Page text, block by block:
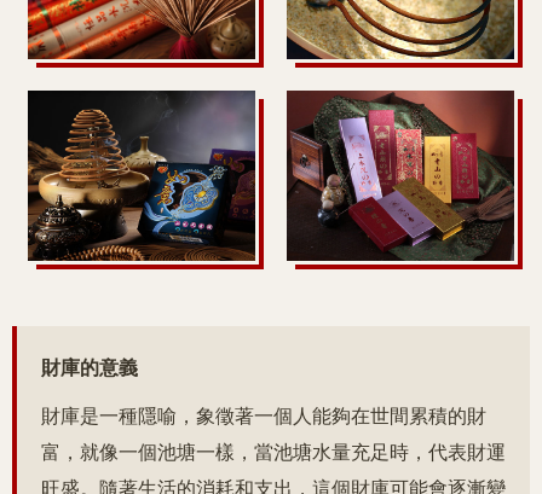
財庫的意義
財庫是一種隱喻，象徵著一個人能夠在世間累積的財
富，就像一個池塘一樣，當池塘水量充足時，代表財運
旺盛。隨著生活的消耗和支出，這個財庫可能會逐漸變